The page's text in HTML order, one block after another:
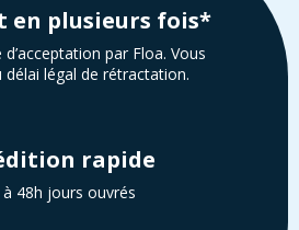
en plusieurs fois*
par Floa. Vous
délai légal de rétractation.
rapide
à 48h jours ouvrés